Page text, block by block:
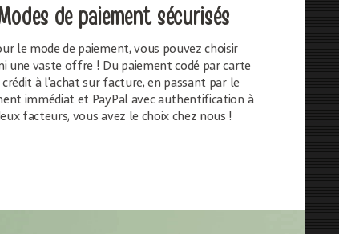
de paiement sécurisés
le mode de paiement, vous pouvez choisir
une vaste offre ! Du paiement codé par carte
crédit à l'achat sur facture, en passant par le
immédiat et PayPal avec authentification à
facteurs, vous avez le choix chez nous !